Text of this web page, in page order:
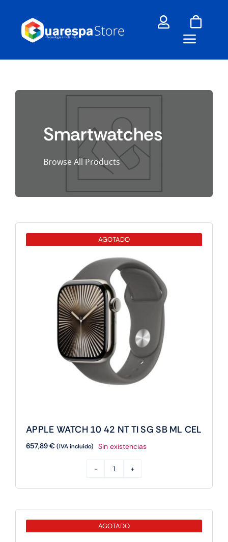
content
Smartwatches
Browse All Products
AGOTADO
APPLE WATCH 10 42 NT TI SG SB ML CEL
657,89€(IVA incluido) Sin existencias
WATCH
NT
AGOTADO